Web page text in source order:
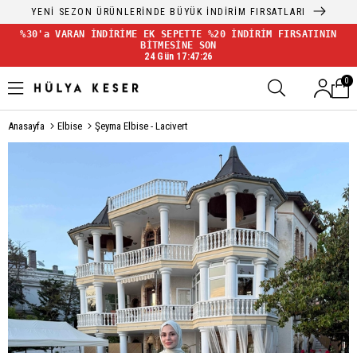
YENİ SEZON ÜRÜNLERİNDE BÜYÜK İNDİRİM FIRSATLARI
%30'a VARAN İNDİRİME EK SEPETTE %20 İNDİRİM FIRSATININ
BİTMESİNE SON
24 Gün 17:47:26
0
Anasayfa Elbise Şeyma Elbise - Lacivert